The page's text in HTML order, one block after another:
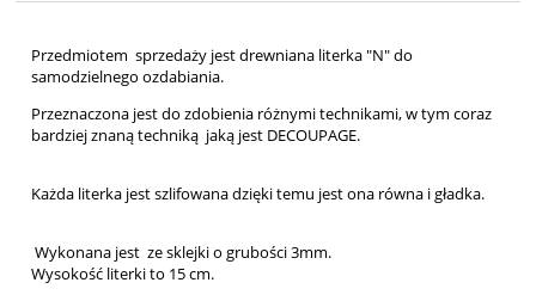
Przedmiotem sprzedaży jest drewniana literka "N" do
samodzielnego ozdabiania.
Przeznaczona jest do zdobienia różnymi technikami, w tym coraz
bardziej znaną techniką jaką jest DECOUPAGE.
Każda literka jest szlifowana dzięki temu jest ona równa i gładka.
Wykonana jest ze sklejki o grubości 3mm.
Wysokość literki to 15 cm.